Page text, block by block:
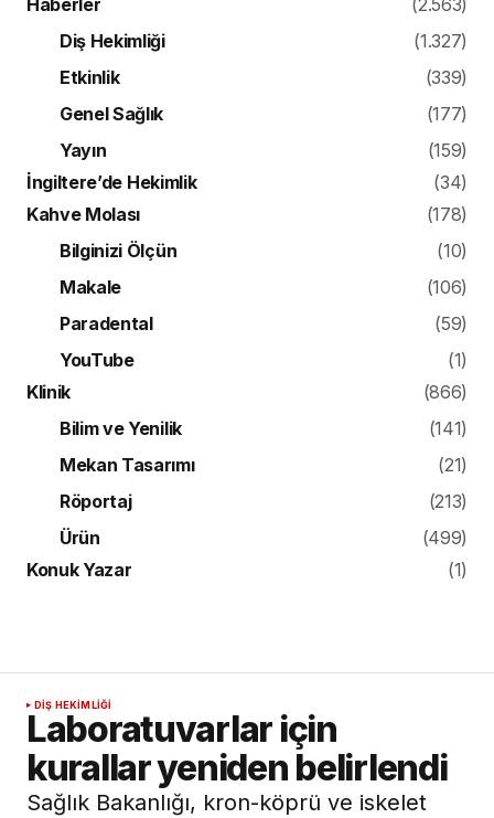
Haberler
(2.563)
Diş Hekimliği
(1.327)
Etkinlik
(339)
Genel Sağlık
(177)
Yayın
(159)
İngiltere’de Hekimlik
(34)
Kahve Molası
(178)
Bilginizi Ölçün
(10)
Makale
(106)
Paradental
(59)
YouTube
(1)
Klinik
(866)
Bilim ve Yenilik
(141)
Mekan Tasarımı
(21)
Röportaj
(213)
Ürün
(499)
Konuk Yazar
(1)
DIŞ HEKIMLIĞI
Laboratuvarlar için
kurallar yeniden belirlendi
Sağlık Bakanlığı, kron-köprü ve iskelet